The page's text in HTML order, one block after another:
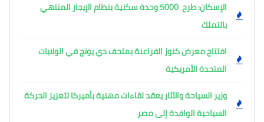
الإسكان: طرح 5000 وحدة سكنية بنظام الإيجار المنتهي
بالتملك
افتتاح معرض كنوز الفراعنة بمتحف دي يونج في الولايات
المتحدة الأمريكية
وزير السياحة والآثار يعقد لقاءات مهنية بأميركا لتعزيز الحركة
السياحية الوافدة إلى مصر